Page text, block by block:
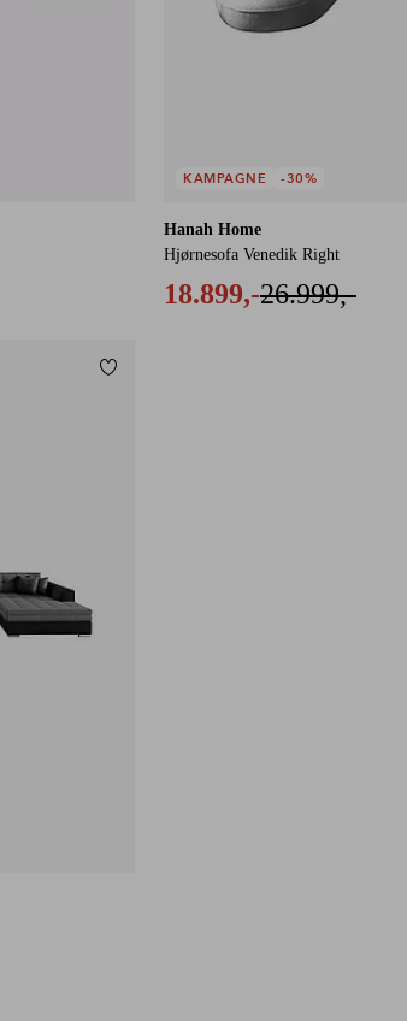
Hanah Home
Hjørnesofa Venedik Right
18.899,-26.999,-
KAMPAGNE -30%
Tilføj til favoritter